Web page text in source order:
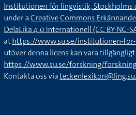
Institutionen för lingvistik, Stockholms
under aCreative Commons
DelaLika 4.0 Internationell (CC BY-NC-
athttps://www.su.se/institutionen-
utöver denna licens kan vara tillgängligt
https://www.su.se/forskning/
Kontakta oss via